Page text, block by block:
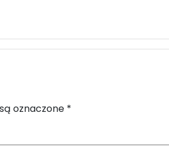
oznaczone *